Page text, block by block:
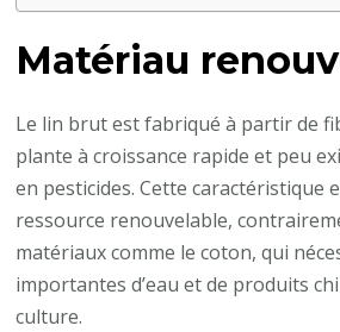
Matériau
Le lin brut est fabriqué à partir de
plante à croissance rapide et peu
en pesticides. Cette caractéristique
ressource renouvelable,
matériaux comme le coton, qui
importantes d’eau et de produits
culture.